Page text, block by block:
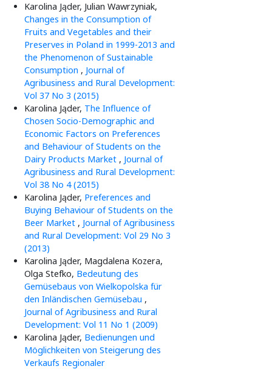
Karolina Jąder, Julian Wawrzyniak,
Changes in the Consumption of
Fruits and Vegetables and their
Preserves in Poland in 1999-2013 and
the Phenomenon of Sustainable
Consumption , Journal of
Agribusiness and Rural Development:
Vol 37 No 3 (2015)
Karolina Jąder, The Influence of
Chosen Socio-Demographic and
Economic Factors on Preferences
and Behaviour of Students on the
Dairy Products Market , Journal of
Agribusiness and Rural Development:
Vol 38 No 4 (2015)
Karolina Jąder, Preferences and
Buying Behaviour of Students on the
Beer Market , Journal of Agribusiness
and Rural Development: Vol 29 No 3
(2013)
Karolina Jąder, Magdalena Kozera,
Olga Stefko, Bedeutung des
Gemüsebaus von Wielkopolska für
den Inländischen Gemüsebau ,
Journal of Agribusiness and Rural
Development: Vol 11 No 1 (2009)
Karolina Jąder, Bedienungen und
Möglichkeiten von Steigerung des
Verkaufs Regionaler